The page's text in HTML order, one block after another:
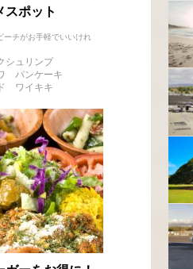
スポット
ーチがお手軽でいいけれ
シュリンプ
パンケーキ
ワイキキ